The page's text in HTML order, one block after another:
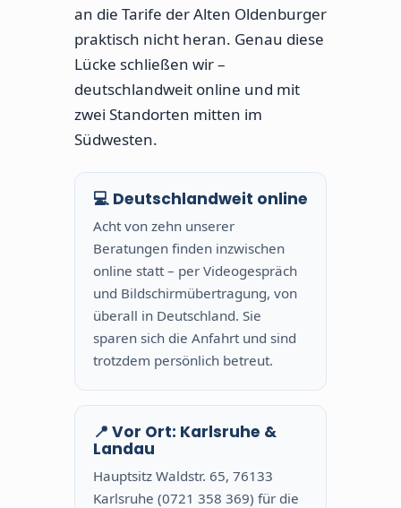
an die Tarife der Alten Oldenburger
praktisch nicht heran. Genau diese
Lücke schließen wir –
deutschlandweit online und mit
zwei Standorten mitten im
Südwesten.
💻 Deutschlandweit online
Acht von zehn unserer
Beratungen finden inzwischen
online statt – per Videogespräch
und Bildschirmübertragung, von
überall in Deutschland. Sie
sparen sich die Anfahrt und sind
trotzdem persönlich betreut.
📍 Vor Ort: Karlsruhe &
Landau
Hauptsitz Waldstr. 65, 76133
Karlsruhe (0721 358 369) für die